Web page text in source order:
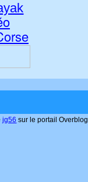
jg56 sur le portail Overblog